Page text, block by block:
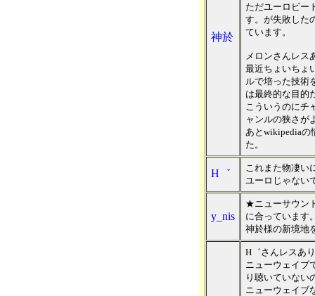
神於
ただユーロビー
す。が失敗した
ています。
メロンさんレス
最近ちょいちょ
ルで培った技術
は最終的な目的
こういうのにチ
ャンルの狭さが
あとwikipediaの
た。
H゛
これまた物凄い
ユーロじゃない
y_nis
★ニューサウン
に合っています
神於様の新境地
H゛さんレスあ
ニューウェイブ
り聴いていない
ニューウェイブ